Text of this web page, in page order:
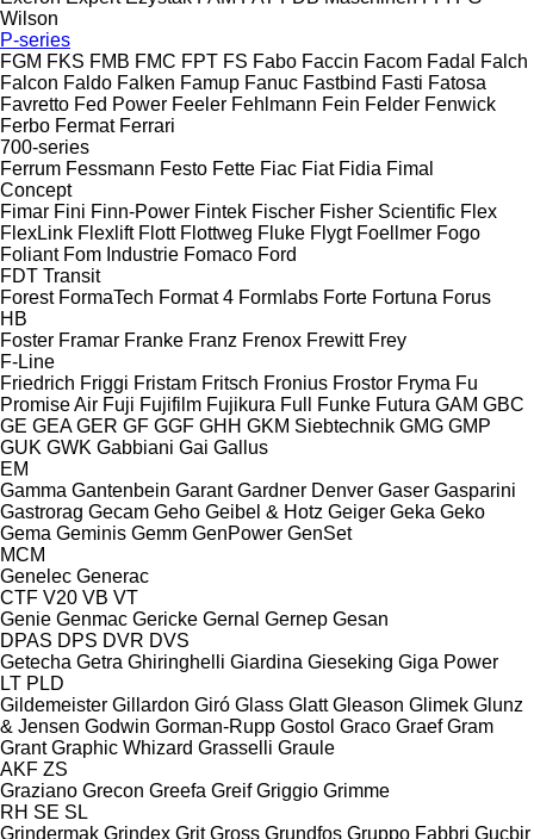
Wilson
P-series
FGM FKS FMB FMC FPT FS Fabo Faccin Facom Fadal
Falch
Falcon Faldo Falken Famup Fanuc Fastbind Fasti Fatosa
Favretto Fed Power Feeler Fehlmann Fein Felder Fenwick
Ferbo Fermat Ferrari
700-series
Ferrum Fessmann Festo Fette Fiac Fiat Fidia Fimal
Concept
Fimar Fini Finn-Power Fintek Fischer Fisher Scientific Flex
FlexLink Flexlift Flott Flottweg Fluke Flygt Foellmer Fogo
Foliant Fom Industrie Fomaco Ford
FDT Transit
Forest FormaTech Format 4 Formlabs Forte Fortuna Forus
HB
Foster Framar Franke Franz Frenox Frewitt Frey
F-Line
Friedrich Friggi Fristam Fritsch Fronius Frostor Fryma Fu
Promise Air Fuji Fujifilm Fujikura Full Funke Futura GAM GBC
GE GEA GER GF GGF GHH GKM Siebtechnik GMG GMP
GUK GWK Gabbiani Gai Gallus
EM
Gamma Gantenbein Garant Gardner Denver Gaser Gasparini
Gastrorag Gecam Geho Geibel & Hotz Geiger Geka Geko
Gema Geminis Gemm GenPower GenSet
MCM
Genelec Generac
CTF V20 VB VT
Genie Genmac Gericke Gernal Gernep Gesan
DPAS DPS DVR DVS
Getecha Getra Ghiringhelli Giardina Gieseking Giga Power
LT PLD
Gildemeister Gillardon Giró Glass Glatt Gleason Glimek Glunz
& Jensen Godwin Gorman-Rupp Gostol Graco Graef Gram
Grant Graphic Whizard Grasselli Graule
AKF ZS
Graziano Grecon Greefa Greif Griggio Grimme
RH SE SL
Grindermak Grindex Grit Gross Grundfos Gruppo Fabbri Gucbir